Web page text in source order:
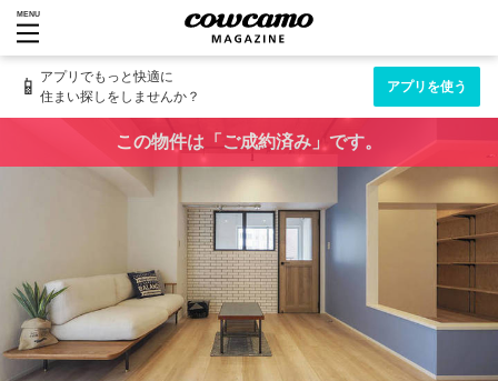
MENU
📱 アプリでもっと快適に
住まい探しをしませんか？
アプリを使う
この物件は「ご成約済み」です。